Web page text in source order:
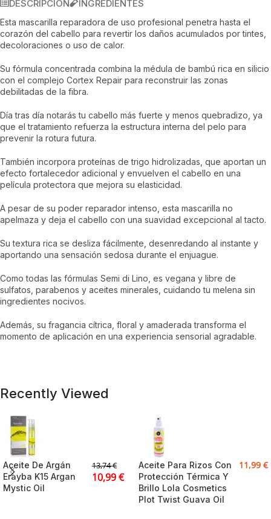
DESCRIPCIÓN INGREDIENTES
Esta mascarilla reparadora de uso profesional penetra hasta el
corazón del cabello para revertir los daños acumulados por tintes,
decoloraciones o uso de calor.
Su fórmula concentrada combina la médula de bambú rica en silicio
con el complejo Cortex Repair para reconstruir las zonas
debilitadas de la fibra.
Día tras día notarás tu cabello más fuerte y menos quebradizo, ya
que el tratamiento refuerza la estructura interna del pelo para
prevenir la rotura futura.
También incorpora proteínas de trigo hidrolizadas, que aportan un
efecto fortalecedor adicional y envuelven el cabello en una
película protectora que mejora su elasticidad.
A pesar de su poder reparador intenso, esta mascarilla no
apelmaza y deja el cabello con una suavidad excepcional al tacto.
Su textura rica se desliza fácilmente, desenredando al instante y
aportando una sensación sedosa durante el enjuague.
Como todas las fórmulas Semi di Lino, es vegana y libre de
sulfatos, parabenos y aceites minerales, cuidando tu melena sin
ingredientes nocivos.
Además, su fragancia cítrica, floral y amaderada transforma el
momento de aplicación en una experiencia sensorial agradable.
Recently Viewed
Aceite De Argán
Erayba K15 Argan
Mystic Oil
13,74€
10,99€
Aceite Para Rizos Con
Protección Térmica Y
Brillo Lola Cosmetics
Plot Twist Guava Oil
11,99 €